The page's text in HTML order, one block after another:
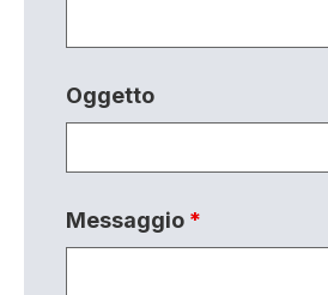
Oggetto
Messaggio *